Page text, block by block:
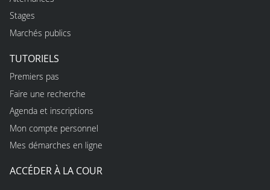
Stages
Marchés publics
TUTORIELS
Premiers pas
Faire une recherche
Agenda et inscriptions
Mon compte personnel
Mes démarches en ligne
ACCÉDER À LA COUR